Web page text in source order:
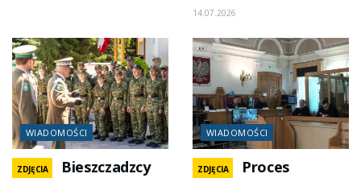
14.07.2026
WIADOMOŚCI
ZDJĘCIA
Bieszczadzcy
WIADOMOŚCI
ZDJĘCIA
Proces